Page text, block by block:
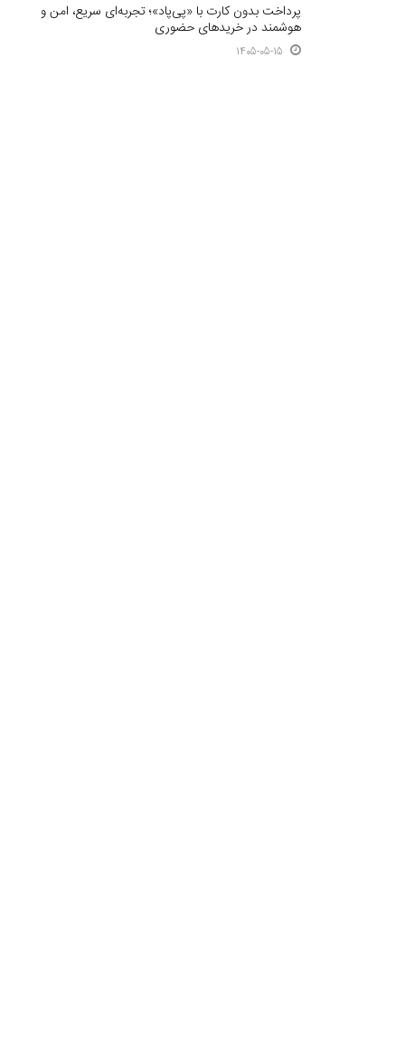
پرداخت بدون کارت با «پی‌پاد»؛ تجربه‌ای سریع، امن و
هوشمند در خریدهای حضوری
1405-05-15